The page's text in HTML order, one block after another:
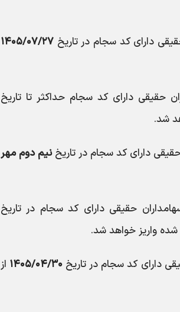
دارای کد سجام در تاریخ ۱۴۰۵/۰۷/۲۷
دارای کد سجام حداکثر تا تاریخ
شد.
دارای کد سجام در تاریخنیم دوم مهر
حقیقی دارای کد سجام در تاریخ
واریز خواهد شد.
دارای کد سجام در تاریخ ۱۴۰۵/۰۴/۳۰ از